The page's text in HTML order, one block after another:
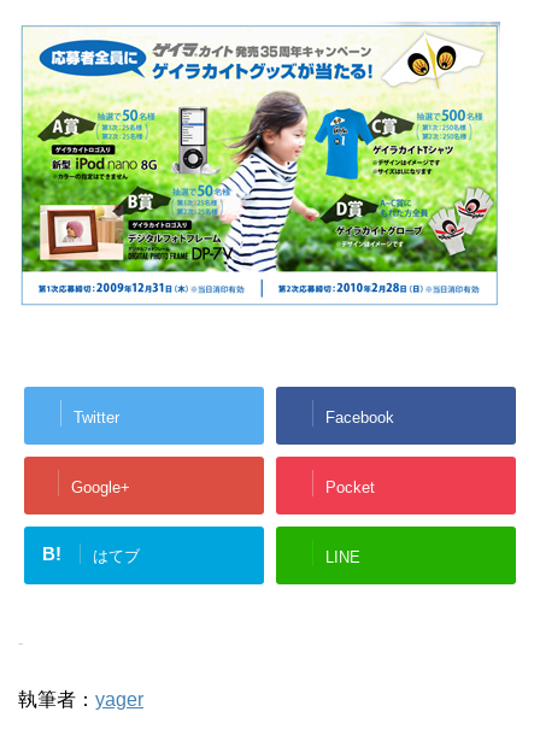
Twitter Facebook
Google+ Pocket
B! はてブ LINE
-
執筆者： yager